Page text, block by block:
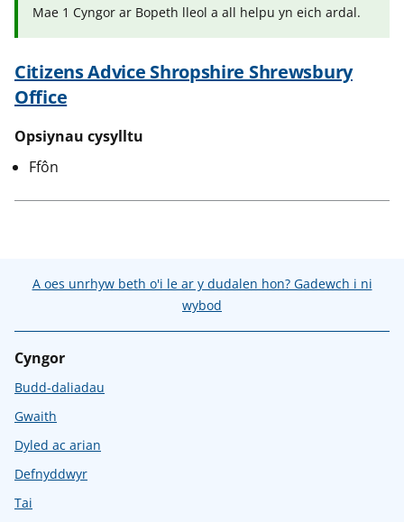
Mae 1 Cyngor ar Bopeth lleol a all helpu yn eich ardal.
Citizens Advice Shropshire Shrewsbury
Office
Opsiynau cysylltu
Ffôn
A oes unrhyw beth o'i le ar y dudalen hon? Gadewch i ni
wybod
Cyngor
Budd-daliadau
Gwaith
Dyled ac arian
Defnyddwyr
Tai